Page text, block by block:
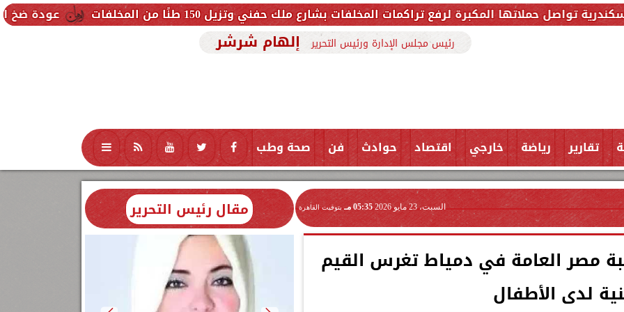
عودة ضخ المياه تدريجيًا المكبرة لرفع تراكمات المخلفات بشارع ملك حفني وتزيل 150 طنًا من المخلفات
رئيس مجلس الإدارة ورئيس التحرير إلهام شرشر
تقارير رياضة خارجي اقتصاد حوادث فن صحة وطب تكنولوجيا منوعات محافظات
السبت، 23 مايو 2026 05:35 مـ بتوقيت القاهرة
مصر العامة في دمياط تغرس القيم
لدى الأطفال
مقال رئيس التحرير